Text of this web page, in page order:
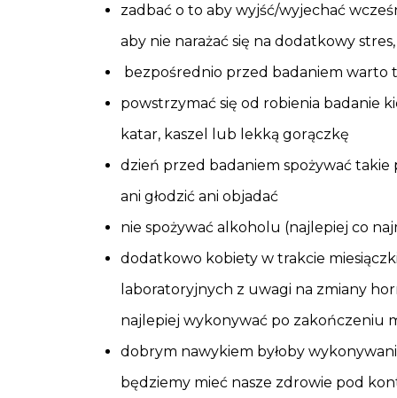
zadbać o to aby wyjść/wyjechać
aby nie narażać się na dodatkowy
bezpośrednio przed badaniem warto
powstrzymać się od robienia badanie
katar, kaszel lub lekką gorączkę
dzień przed badaniem spożywać takie
ani głodzić ani objadać
nie spożywać alkoholu (najlepiej co
dodatkowo kobiety w trakcie
laboratoryjnych z uwagi na zmiany
najlepiej wykonywać po zakończeniu
dobrym nawykiem byłoby
będziemy mieć nasze zdrowie pod